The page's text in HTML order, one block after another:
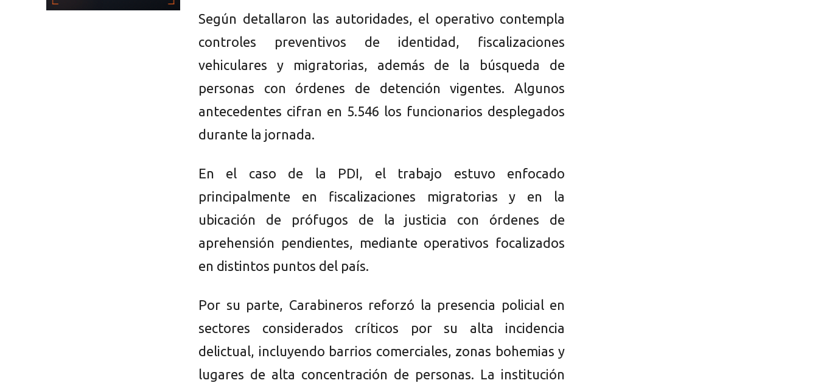
Según detallaron las autoridades, el operativo contempla
controles preventivos de identidad, fiscalizaciones
vehiculares y migratorias, además de la búsqueda de
personas con órdenes de detención vigentes. Algunos
antecedentes cifran en 5.546 los funcionarios desplegados
durante la jornada.
En el caso de la PDI, el trabajo estuvo enfocado
principalmente en fiscalizaciones migratorias y en la
ubicación de prófugos de la justicia con órdenes de
aprehensión pendientes, mediante operativos focalizados
en distintos puntos del país.
Por su parte, Carabineros reforzó la presencia policial en
sectores considerados críticos por su alta incidencia
delictual, incluyendo barrios comerciales, zonas bohemias y
lugares de alta concentración de personas. La institución